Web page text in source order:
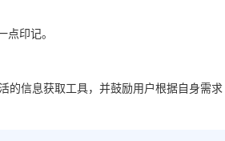
点印记。
的信息获取工具，并鼓励用户根据自身需求